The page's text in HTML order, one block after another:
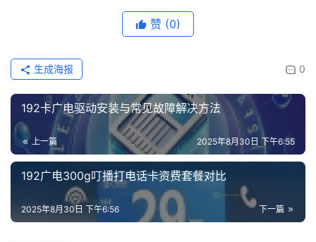
赞 (0)
0
生成海报
192卡广电驱动安装与常见故障解决方法
上一篇 2025年8月30日 下午6:55
192广电300g叮播打电话卡资费套餐对比
下一篇
2025年8月30日 下午6:56